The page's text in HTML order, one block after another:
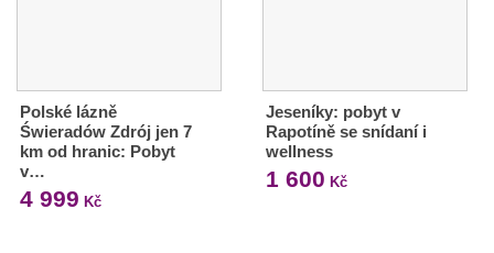
Polské lázně
Świeradów Zdrój jen 7
km od hranic: Pobyt
v…
4 999 Kč
Jeseníky: pobyt v
Rapotíně se snídaní i
wellness
1 600 Kč